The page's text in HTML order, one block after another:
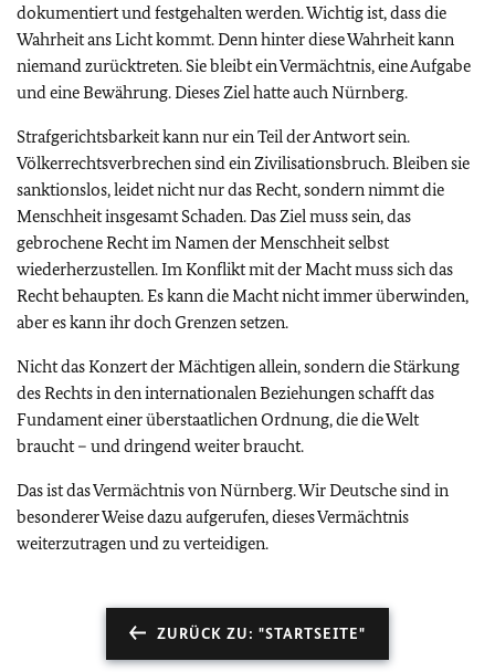
dokumentiert und festgehalten werden. Wichtig ist, dass die
Wahrheit ans Licht kommt. Denn hinter diese Wahrheit kann
niemand zurücktreten. Sie bleibt ein Vermächtnis, eine Aufgabe
und eine Bewährung. Dieses Ziel hatte auch Nürnberg.
Strafgerichtsbarkeit kann nur ein Teil der Antwort sein.
Völkerrechtsverbrechen sind ein Zivilisationsbruch. Bleiben sie
sanktionslos, leidet nicht nur das Recht, sondern nimmt die
Menschheit insgesamt Schaden. Das Ziel muss sein, das
gebrochene Recht im Namen der Menschheit selbst
wiederherzustellen. Im Konflikt mit der Macht muss sich das
Recht behaupten. Es kann die Macht nicht immer überwinden,
aber es kann ihr doch Grenzen setzen.
Nicht das Konzert der Mächtigen allein, sondern die Stärkung
des Rechts in den internationalen Beziehungen schafft das
Fundament einer überstaatlichen Ordnung, die die Welt
braucht – und dringend weiter braucht.
Das ist das Vermächtnis von Nürnberg. Wir Deutsche sind in
besonderer Weise dazu aufgerufen, dieses Vermächtnis
weiterzutragen und zu verteidigen.
ZURÜCK ZU: "STARTSEITE"